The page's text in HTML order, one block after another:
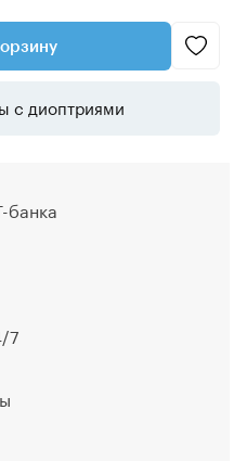
с диоптриями
банка
7